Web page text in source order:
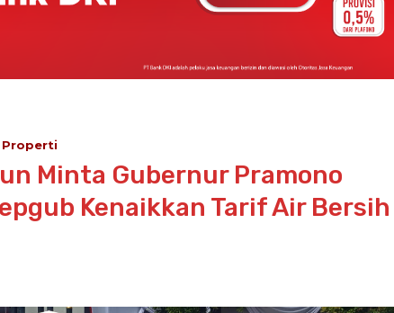
Properti
Minta Gubernur Pramono
Kenaikkan Tarif Air Bersih